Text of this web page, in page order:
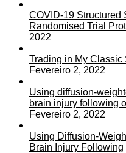
COVID-19 Structured
Randomised Trial
2022
Trading in My Classic
Fevereiro 2, 2022
Using diffusion-
brain injury following
Fevereiro 2, 2022
Using Diffusion-
Brain Injury Following